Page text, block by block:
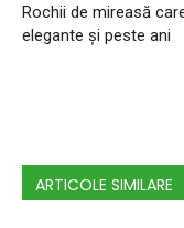
Rochii de mireasă
elegante și peste ani
ARTICOLE SIMILARE